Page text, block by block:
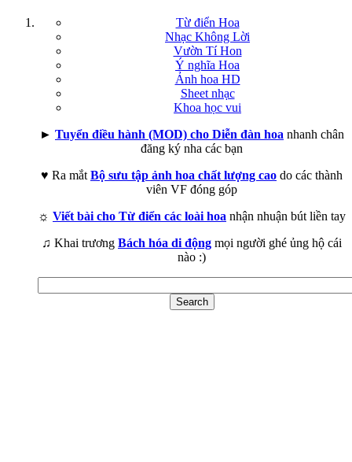
Từ điển Hoa
Nhạc Không Lời
Vườn Tí Hon
Ý nghĩa Hoa
Ảnh hoa HD
Sheet nhạc
Khoa học vui
► Tuyển điều hành (MOD) cho Diễn đàn hoa nhanh chân
đăng ký nha các bạn
♥ Ra mắt Bộ sưu tập ảnh hoa chất lượng cao do các thành
viên VF đóng góp
☼ Viết bài cho Từ điển các loài hoa nhận nhuận bút liền tay
♫ Khai trương Bách hóa di động mọi người ghé ủng hộ cái
nào :)